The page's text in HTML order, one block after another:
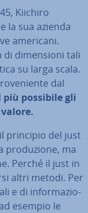
Kiichiro
la sua azienda
americani.
di di­men­sio­ni tali
su larga scala.
dal
possibile gli
principio del just
pro­du­zio­ne, ma
Perché il just in
altri metodi. Per
e di in­for­ma­zio­
esempio le